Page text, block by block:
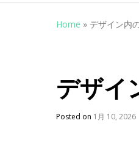
Home » デザイン内
デザイ
Posted on 1月 10, 2026